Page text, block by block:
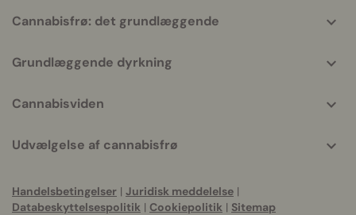
Cannabisfrø: det grundlæggende
Grundlæggende dyrkning
Cannabisviden
Udvælgelse af cannabisfrø
Handelsbetingelser | Juridisk meddelelse |
Databeskyttelsespolitik | Cookiepolitik | Sitemap